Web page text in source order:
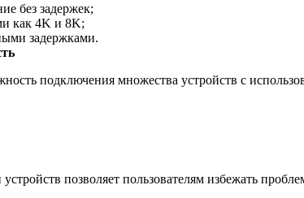
без задержек;
как 4K и 8K;
задержками.
подключения множества устройств с
позволяет пользователям избежать